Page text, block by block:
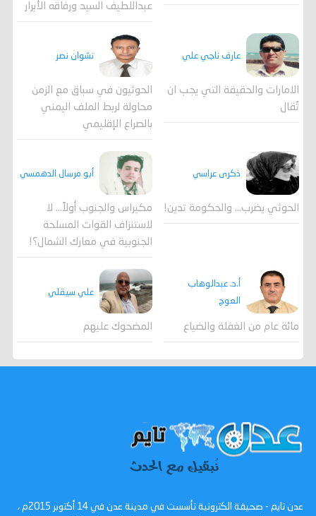
عبداللطيف السيد ورفاقه الأبرار
عارف ناجي علي
الامارات والحقيقة التي يجب ان
تُقال
نشوان نصر
الحوثيون في سباق مع الزمن
محاولة لربط الملف اليمني
بالصراع الإقليمي
ذكرى عراسي
الحوثي يضرب… والحكومة تدين!
أبو مرسال الدهمسي
مكيراس والجنوب أولاً... لا
لاستنزاف القوات المسلحة
الجنوبية في معارك الشمال؟!
أ.د. عبدالوهاب
العوج
مائة عام من الغفلة والضياع
علي سيقلي
المضحوك عليهم
عدن تايم - صحيفة الكترونية تأسست في مدينة عدن في 14 أكتوبر 2015م ،